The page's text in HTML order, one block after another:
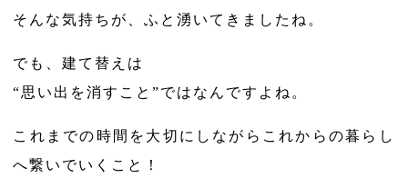
そんな気持ちが、ふと湧いてきましたね。
でも、建て替えは
“思い出を消すこと”ではなんですよね。
これまでの時間を大切にしながらこれからの暮らし
へ繋いでいくこと！